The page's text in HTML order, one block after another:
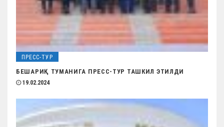
ПРЕСС-ТУР
БЕШАРИҚ ТУМАНИГА ПРЕСС-ТУР ТАШКИЛ ЭТИЛДИ
19.02.2024